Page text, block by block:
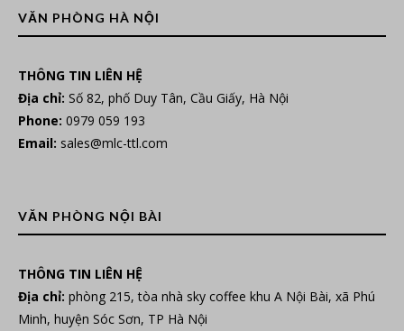
VĂN PHÒNG HÀ NỘI
THÔNG TIN LIÊN HỆ
Địa chỉ: Số 82, phố Duy Tân, Cầu Giấy, Hà Nội
Phone: 0979 059 193
Email: sales@mlc-ttl.com
VĂN PHÒNG NỘI BÀI
THÔNG TIN LIÊN HỆ
Địa chỉ: phòng 215, tòa nhà sky coffee khu A Nội Bài, xã Phú
Minh, huyện Sóc Sơn, TP Hà Nội